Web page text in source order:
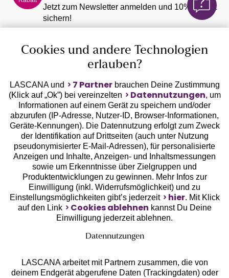
Jetzt zum Newsletter anmelden und 10% Rabatt
sichern!
Auszeichnungen
Geprüfte Sicherheit
Cookies und andere Technologien
erlauben?
LASCANA und 7 Partnerbrauchen Deine Zustimmung
(Klick auf „Ok”) bei vereinzelten
Datennutzungen, um
Informationen auf einem Gerät zu speichern und/oder
abzurufen (IP-Adresse, Nutzer-ID, Browser-Informationen,
Geräte-Kennungen). Die Datennutzung erfolgt zum Zweck
der Identifikation auf Drittseiten (auch unter Nutzung
pseudonymisierter E-Mail-Adressen), für personalisierte
Anzeigen und Inhalte, Anzeigen- und Inhaltsmessungen
sowie um Erkenntnisse über Zielgruppen und
Produktentwicklungen zu gewinnen. Mehr Infos zur
Einwilligung (inkl. Widerrufsmöglichkeit) und zu
Einstellungsmöglichkeiten gibt’s jederzeit
hier. Mit Klick
auf den Link
Cookies ablehnen kannst Du Deine
Einwilligung jederzeit ablehnen.
Datennutzungen
LASCANA arbeitet mit Partnern zusammen, die von
deinem Endgerät abgerufene Daten (Trackingdaten) oder